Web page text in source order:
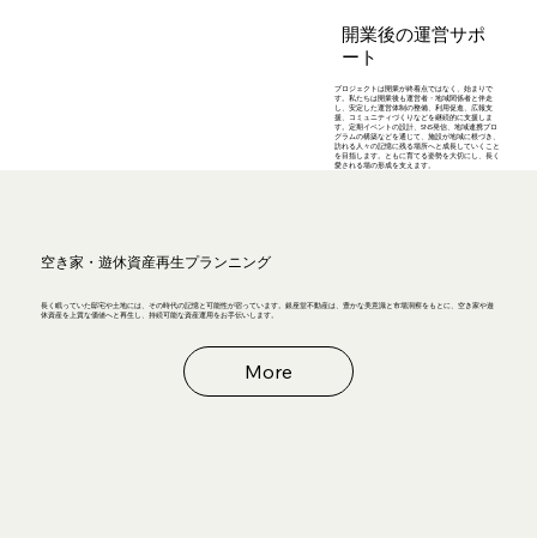
開業後の運営サポ
ート
プロジェクトは開業が終着点ではなく、始まりで
す。私たちは開業後も運営者・地域関係者と伴走
し、安定した運営体制の整備、利用促進、広報支
援、コミュニティづくりなどを継続的に支援しま
す。定期イベントの設計、SNS発信、地域連携プロ
グラムの構築などを通じて、施設が地域に根づき、
訪れる人々の記憶に残る場所へと成長していくこと
を目指します。ともに育てる姿勢を大切にし、長く
愛される場の形成を支えます。
空き家・遊休資産再生プランニング
長く眠っていた邸宅や土地には、その時代の記憶と可能性が宿っています。銀座堂不動産は、豊かな美意識と市場洞察をもとに、空き家や遊
休資産を上質な価値へと再生し、持続可能な資産運用をお手伝いします。
More